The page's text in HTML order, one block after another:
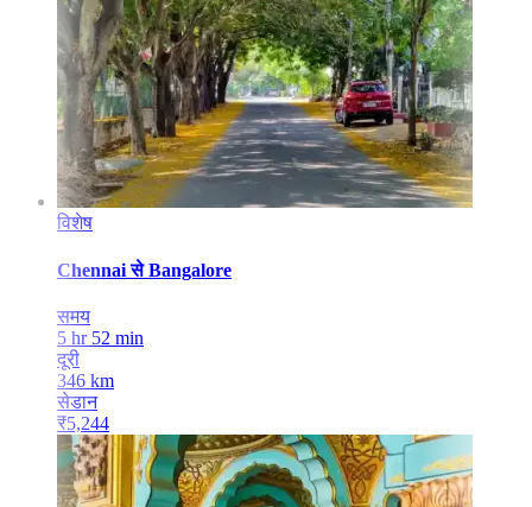
विशेष
Chennai से Bangalore
समय
5 hr 52 min
दूरी
346 km
सेडान
₹5,244